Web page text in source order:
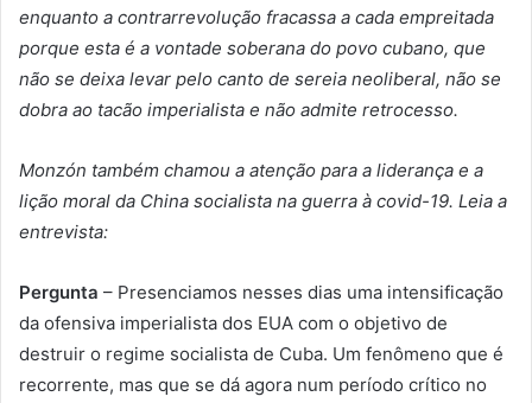
enquanto a contrarrevolução fracassa a cada empreitada
porque esta é a vontade soberana do povo cubano, que
não se deixa levar pelo canto de sereia neoliberal, não se
dobra ao tacão imperialista e não admite retrocesso.
Monzón também chamou a atenção para a liderança e a
lição moral da China socialista na guerra à covid-19. Leia a
entrevista:
Pergunta – Presenciamos nesses dias uma intensificação
da ofensiva imperialista dos EUA com o objetivo de
destruir o regime socialista de Cuba. Um fenômeno que é
recorrente, mas que se dá agora num período crítico no